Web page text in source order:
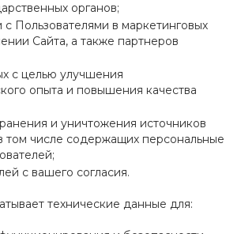
органов;
Пользователями в маркетинговых
Сайта, а также партнеров
с целью улучшения
опыта и повышения качества
и уничтожения источников
том числе содержащих персональные
с вашего согласия.
технические данные для: